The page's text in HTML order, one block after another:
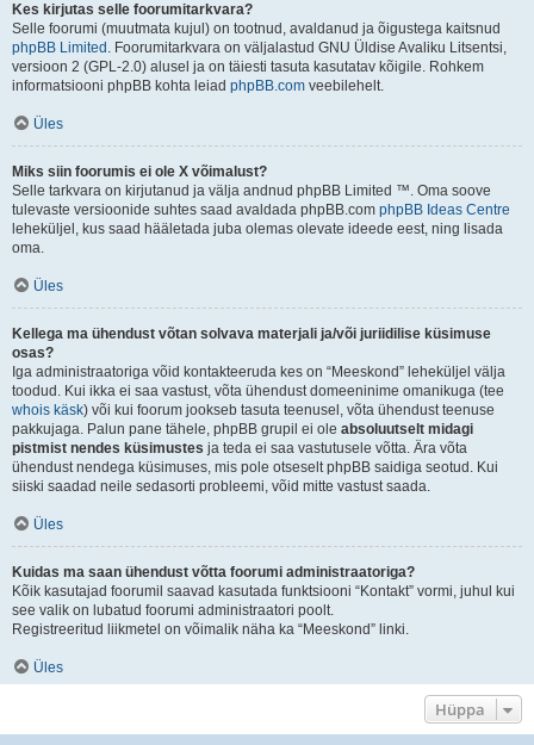
Kes kirjutas selle foorumitarkvara?
Selle foorumi (muutmata kujul) on tootnud, avaldanud ja õigustega kaitsnud
phpBB Limited . Foorumitarkvara on väljalastud GNU Üldise Avaliku Litsentsi,
versioon 2 (GPL-2.0) alusel ja on täiesti tasuta kasutatav kõigile. Rohkem
informatsiooni phpBB kohta leiad phpBB.com veebilehelt.
Üles
Miks siin foorumis ei ole X võimalust?
Selle tarkvara on kirjutanud ja välja andnud phpBB Limited ™. Oma soove
tulevaste versioonide suhtes saad avaldada phpBB.com phpBB Ideas Centre
leheküljel, kus saad hääletada juba olemas olevate ideede eest, ning lisada
oma.
Üles
Kellega ma ühendust võtan solvava materjali ja/või juriidilise küsimuse
osas?
Iga administraatoriga võid kontakteeruda kes on “Meeskond” leheküljel välja
toodud. Kui ikka ei saa vastust, võta ühendust domeeninime omanikuga (tee
whois käsk) või kui foorum jookseb tasuta teenusel, võta ühendust teenuse
pakkujaga. Palun pane tähele, phpBB grupil ei ole absoluutselt midagi
pistmist nendes küsimustes ja teda ei saa vastutusele võtta. Ära võta
ühendust nendega küsimuses, mis pole otseselt phpBB saidiga seotud. Kui
siiski saadad neile sedasorti probleemi, võid mitte vastust saada.
Üles
Kuidas ma saan ühendust võtta foorumi administraatoriga?
Kõik kasutajad foorumil saavad kasutada funktsiooni “Kontakt” vormi, juhul kui
see valik on lubatud foorumi administraatori poolt.
Registreeritud liikmetel on võimalik näha ka “Meeskond” linki.
Üles
Hüppa